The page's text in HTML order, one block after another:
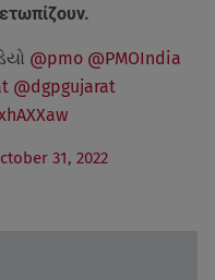
@pmo @PMOIndia
@dgpgujarat
31, 2022